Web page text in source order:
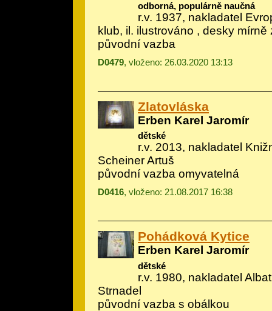
odborná, populárně naučná
r.v. 1937, nakladatel
klub, il. ilustrováno , desky mírně
původní vazba
D0479, vloženo: 26.03.2020 13:13
Zlatovláska
Erben Karel Jaromír
dětské
r.v. 2013, nakladatel
Scheiner Artuš
původní vazba omyvatelná
D0416, vloženo: 21.08.2017 16:38
Pohádková Kytice
Erben Karel Jaromír
dětské
r.v. 1980, nakladatel
Strnadel
původní vazba s obálkou